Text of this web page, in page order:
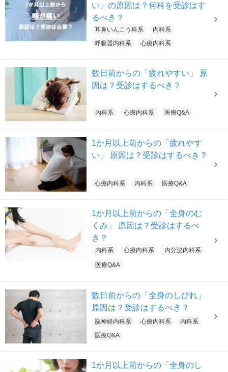
い」の原因は？何科を受診はす
るべき？
耳鼻いんこう科系
内科系
呼吸器内科系
心療内科系
数日前からの「疲れやすい」 原
因は？受診はするべき？
内科系 心療内科系 医療Q&A
1か月以上前からの「疲れやす
い」 原因は？受診はするべき？
心療内科系 内科系 医療Q&A
1か月以上前からの「全身のむ
くみ」 原因は？受診はするべ
き？
内科系 心療内科系 内分泌内科系
医療Q&A
数日前からの「全身のしびれ」
原因は？受診はするべき？
脳神経内科系 心療内科系
内科系
医療Q&A
1か月以上前からの「全身のし